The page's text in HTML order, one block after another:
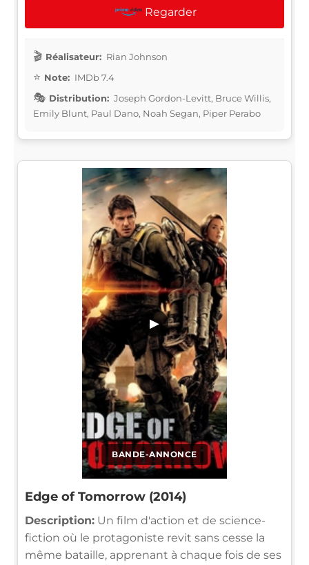
Regarder
Réalisateur: Rian Johnson
Note: IMDb 7.4
Distribution: Joseph Gordon-Levitt, Bruce Willis,
Emily Blunt, Paul Dano, Noah Segan, Piper Perabo
BANDE-ANNONCE
▶
Edge of Tomorrow (2014)
Description: Un film d'action et de science-
fiction où le protagoniste revit sans cesse la
même bataille, apprenant à chaque fois de ses